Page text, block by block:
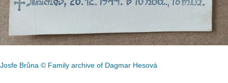
Josfe Brůna © Family archive of Dagmar Hesová